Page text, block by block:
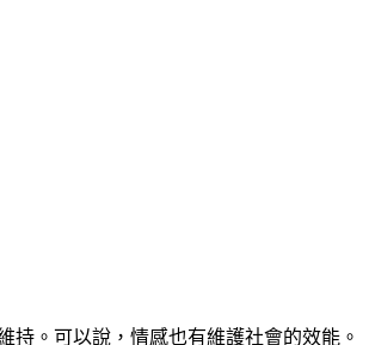
。可以說，情感也有維護社會的效能。